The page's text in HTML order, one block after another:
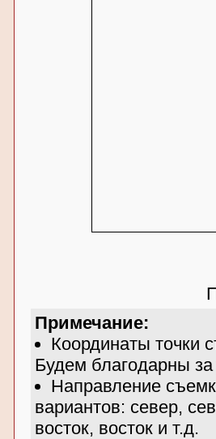
Примечание:
Координаты точки
Будем благодарны за
Направление
вариантов: север,
восток, восток и т.д.